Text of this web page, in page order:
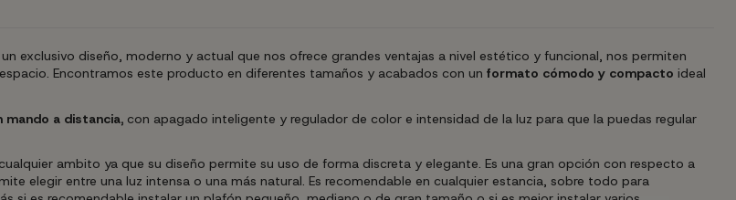
exclusivo diseño, moderno y actual que nos ofrece grandes ventajas a nivel estético y funcional, nos permiten
Encontramos este producto en diferentes tamaños y acabados con un formato cómodo y compacto ideal
mando a distancia,con apagado inteligente y regulador de color e intensidad de la luz para que la puedas regular
ambito ya que su diseño permite su uso de forma discreta y elegante. Es una gran opción con respecto a
elegir entre una luz intensa o una más natural. Es recomendable en cualquier estancia, sobre todo para